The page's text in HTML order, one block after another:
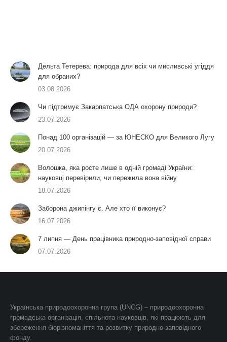
Дельта Тетерева: природа для всіх чи мисливські угіддя
для обраних?
03.08.2026
Чи підтримує Закарпатська ОДА охорону природи?
23.07.2026
Понад 100 організацій — за ЮНЕСКО для Великого Лугу
20.07.2026
Волошка, яка росте лише в одній громаді України:
науковці перевірили, чи пережила вона війну
18.07.2026
Заборона джипінгу є. Але хто її виконує?
16.07.2026
7 липня — День працівника природно-заповідної справи
07.07.2026
Українська природоохоронна група (UNCG) – природоохоронна
громадська організація, спільнота науковців, які працюють для
збереження біорізноманіття та розвитку природно-заповідного
фонду.